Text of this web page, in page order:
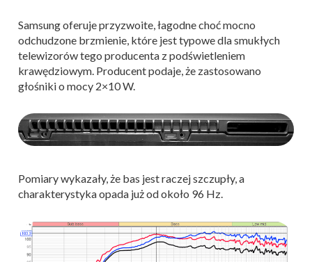
Samsung oferuje przyzwoite, łagodne choć mocno
odchudzone brzmienie, które jest typowe dla smukłych
telewizorów tego producenta z podświetleniem
krawędziowym. Producent podaje, że zastosowano
głośniki o mocy 2×10 W.
Pomiary wykazały, że bas jest raczej szczupły, a
charakterystyka opada już od około 96 Hz.